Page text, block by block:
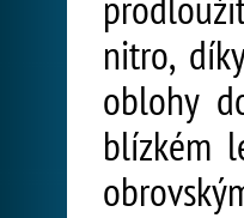
nitro,
oblohy
blízkém